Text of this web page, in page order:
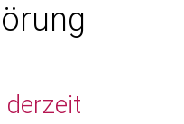
derzeit